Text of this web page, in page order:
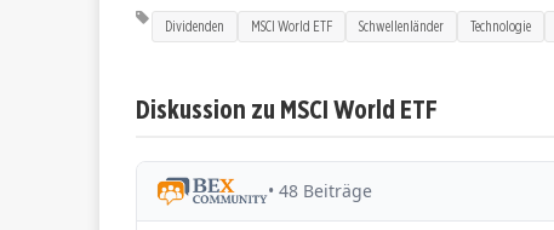
Dividenden MSCI World ETF Schwellenländer Technologie
Diskussion zu MSCI World ETF